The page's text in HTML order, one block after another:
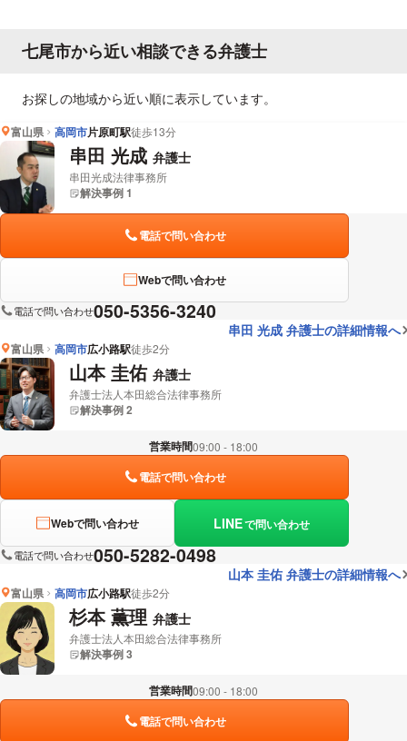
七尾市から近い相談できる弁護士
お探しの地域から近い順に表示しています。
富山県 高岡市片原町駅徒歩13分
串田 光成 弁護士
串田光成法律事務所
解決事例 1
電話で問い合わせ
Webで問い合わせ
電話で問い合わせ050-5356-3240
串田 光成 弁護士の詳細情報へ
富山県 高岡市広小路駅徒歩2分
山本 圭佑 弁護士
弁護士法人本田総合法律事務所
解決事例 2
営業時間09:00 - 18:00
電話で問い合わせ
Webで問い合わせ LINEで問い合わせ
電話で問い合わせ050-5282-0498
山本 圭佑 弁護士の詳細情報へ
富山県 高岡市広小路駅徒歩2分
杉本 薫理 弁護士
弁護士法人本田総合法律事務所
解決事例 3
営業時間09:00 - 18:00
電話で問い合わせ